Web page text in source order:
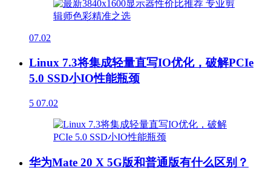
07.02
Linux 7.3将集成轻量直写IO优化，破解PCIe
5.0 SSD小IO性能瓶颈
5 07.02
华为Mate 20 X 5G版和普通版有什么区别？